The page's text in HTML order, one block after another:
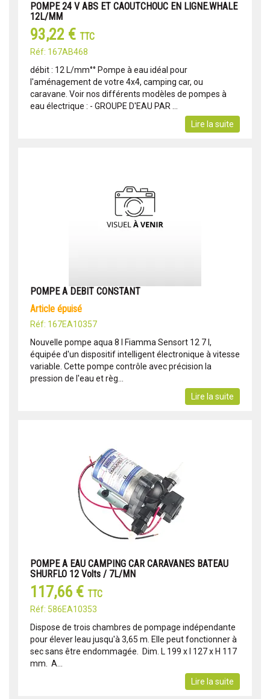
POMPE 24 V ABS ET CAOUTCHOUC EN LIGNE.WHALE
12L/MM
93,22 € TTC
Réf: 167AB468
débit : 12 L/mm°° Pompe à eau idéal pour
l'aménagement de votre 4x4, camping car, ou
caravane. Voir nos différents modèles de pompes à
eau électrique : - GROUPE D'EAU PAR ...
Lire la suite
POMPE A DEBIT CONSTANT
article épuisé
Réf: 167EA10357
Nouvelle pompe aqua 8 l Fiamma Sensort 12 7 l,
équipée d'un dispositif intelligent électronique à vitesse
variable. Cette pompe contrôle avec précision la
pression de l'eau et règ...
Lire la suite
POMPE A EAU CAMPING CAR CARAVANES BATEAU
SHURFLO 12 Volts / 7L/MN
117,66 € TTC
Réf: 586EA10353
Dispose de trois chambres de pompage indépendante
pour élever leau jusqu'à 3,65 m. Elle peut fonctionner à
sec sans être endommagée.  Dim. L 199 x l 127 x H 117
mm.  A...
Lire la suite